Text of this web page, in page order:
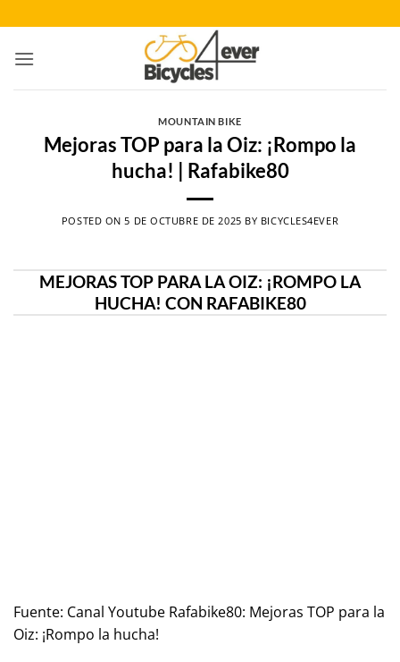
al
contenido
MOUNTAIN BIKE
Mejoras TOP para la Oiz: ¡Rompo la
hucha! | Rafabike80
POSTED ON 5 DE OCTUBRE DE 2025 BY BICYCLES4EVER
MEJORAS TOP PARA LA OIZ: ¡ROMPO LA
HUCHA! CON RAFABIKE80
Fuente: Canal Youtube Rafabike80: Mejoras TOP para la
Oiz: ¡Rompo la hucha!